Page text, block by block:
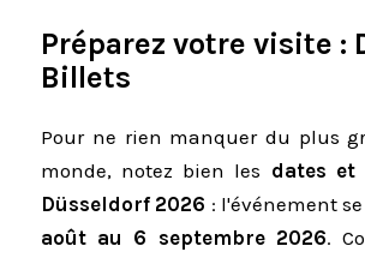
Préparez votre visite :
Billets
Pour ne rien manquer du plus
monde, notez bien les dates et
Düsseldorf 2026 : l'événement
août au 6 septembre 2026.